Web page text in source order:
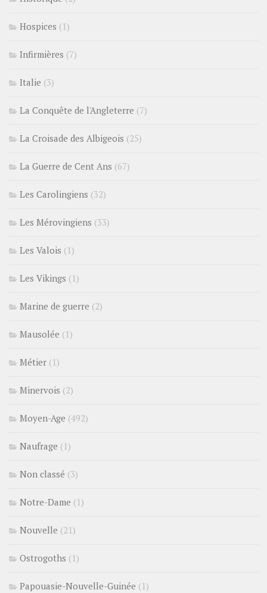
Hospices (1)
Infirmières (7)
Italie (3)
La Conquête de l'Angleterre (7)
La Croisade des Albigeois (25)
La Guerre de Cent Ans (67)
Les Carolingiens (32)
Les Mérovingiens (33)
Les Valois (1)
Les Vikings (1)
Marine de guerre (2)
Mausolée (1)
Métier (1)
Minervois (2)
Moyen-Age (492)
Naufrage (1)
Non classé (3)
Notre-Dame (1)
Nouvelle (21)
Ostrogoths (1)
Papouasie-Nouvelle-Guinée (1)